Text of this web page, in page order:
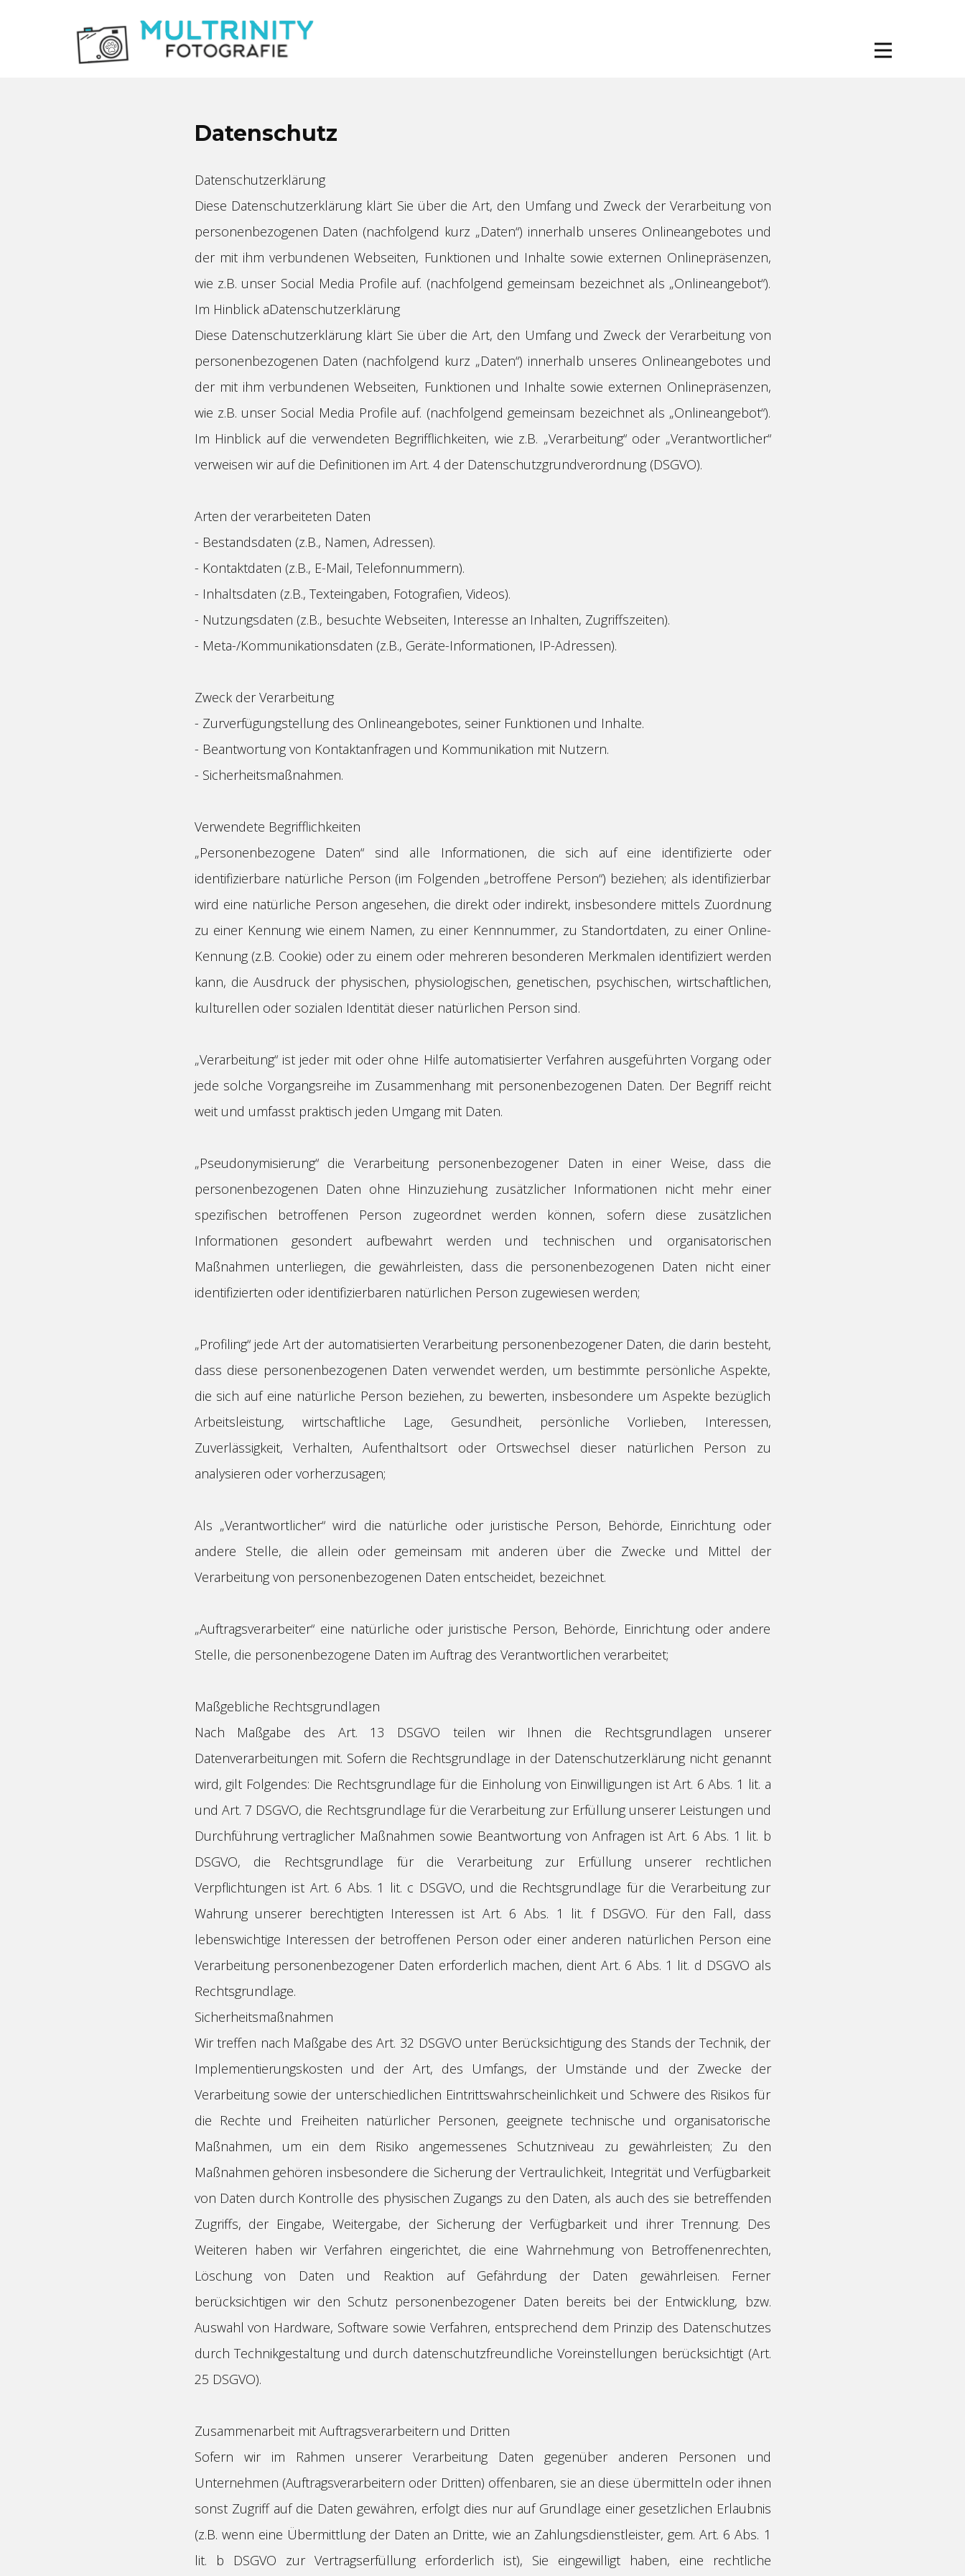
Datenschutz
Datenschutzerklärung
Diese Datenschutzerklärung klärt Sie über die Art, den Umfang und Zweck der Verarbeitung von
personenbezogenen Daten (nachfolgend kurz „Daten“) innerhalb unseres Onlineangebotes und
der mit ihm verbundenen Webseiten, Funktionen und Inhalte sowie externen Onlinepräsenzen,
wie z.B. unser Social Media Profile auf. (nachfolgend gemeinsam bezeichnet als „Onlineangebot“).
Im Hinblick aDatenschutzerklärung
Diese Datenschutzerklärung klärt Sie über die Art, den Umfang und Zweck der Verarbeitung von
personenbezogenen Daten (nachfolgend kurz „Daten“) innerhalb unseres Onlineangebotes und
der mit ihm verbundenen Webseiten, Funktionen und Inhalte sowie externen Onlinepräsenzen,
wie z.B. unser Social Media Profile auf. (nachfolgend gemeinsam bezeichnet als „Onlineangebot“).
Im Hinblick auf die verwendeten Begrifflichkeiten, wie z.B. „Verarbeitung“ oder „Verantwortlicher“
verweisen wir auf die Definitionen im Art. 4 der Datenschutzgrundverordnung (DSGVO).
Arten der verarbeiteten Daten
- Bestandsdaten (z.B., Namen, Adressen).
- Kontaktdaten (z.B., E-Mail, Telefonnummern).
- Inhaltsdaten (z.B., Texteingaben, Fotografien, Videos).
- Nutzungsdaten (z.B., besuchte Webseiten, Interesse an Inhalten, Zugriffszeiten).
- Meta-/Kommunikationsdaten (z.B., Geräte-Informationen, IP-Adressen).
Zweck der Verarbeitung
- Zurverfügungstellung des Onlineangebotes, seiner Funktionen und Inhalte.
- Beantwortung von Kontaktanfragen und Kommunikation mit Nutzern.
- Sicherheitsmaßnahmen.
Verwendete Begrifflichkeiten
„Personenbezogene Daten“ sind alle Informationen, die sich auf eine identifizierte oder
identifizierbare natürliche Person (im Folgenden „betroffene Person“) beziehen; als identifizierbar
wird eine natürliche Person angesehen, die direkt oder indirekt, insbesondere mittels Zuordnung
zu einer Kennung wie einem Namen, zu einer Kennnummer, zu Standortdaten, zu einer Online-
Kennung (z.B. Cookie) oder zu einem oder mehreren besonderen Merkmalen identifiziert werden
kann, die Ausdruck der physischen, physiologischen, genetischen, psychischen, wirtschaftlichen,
kulturellen oder sozialen Identität dieser natürlichen Person sind.
„Verarbeitung“ ist jeder mit oder ohne Hilfe automatisierter Verfahren ausgeführten Vorgang oder
jede solche Vorgangsreihe im Zusammenhang mit personenbezogenen Daten. Der Begriff reicht
weit und umfasst praktisch jeden Umgang mit Daten.
„Pseudonymisierung“ die Verarbeitung personenbezogener Daten in einer Weise, dass die
personenbezogenen Daten ohne Hinzuziehung zusätzlicher Informationen nicht mehr einer
spezifischen betroffenen Person zugeordnet werden können, sofern diese zusätzlichen
Informationen gesondert aufbewahrt werden und technischen und organisatorischen
Maßnahmen unterliegen, die gewährleisten, dass die personenbezogenen Daten nicht einer
identifizierten oder identifizierbaren natürlichen Person zugewiesen werden;
„Profiling“ jede Art der automatisierten Verarbeitung personenbezogener Daten, die darin besteht,
dass diese personenbezogenen Daten verwendet werden, um bestimmte persönliche Aspekte,
die sich auf eine natürliche Person beziehen, zu bewerten, insbesondere um Aspekte bezüglich
Arbeitsleistung, wirtschaftliche Lage, Gesundheit, persönliche Vorlieben, Interessen,
Zuverlässigkeit, Verhalten, Aufenthaltsort oder Ortswechsel dieser natürlichen Person zu
analysieren oder vorherzusagen;
Als „Verantwortlicher“ wird die natürliche oder juristische Person, Behörde, Einrichtung oder
andere Stelle, die allein oder gemeinsam mit anderen über die Zwecke und Mittel der
Verarbeitung von personenbezogenen Daten entscheidet, bezeichnet.
„Auftragsverarbeiter“ eine natürliche oder juristische Person, Behörde, Einrichtung oder andere
Stelle, die personenbezogene Daten im Auftrag des Verantwortlichen verarbeitet;
Maßgebliche Rechtsgrundlagen
Nach Maßgabe des Art. 13 DSGVO teilen wir Ihnen die Rechtsgrundlagen unserer
Datenverarbeitungen mit. Sofern die Rechtsgrundlage in der Datenschutzerklärung nicht genannt
wird, gilt Folgendes: Die Rechtsgrundlage für die Einholung von Einwilligungen ist Art. 6 Abs. 1 lit. a
und Art. 7 DSGVO, die Rechtsgrundlage für die Verarbeitung zur Erfüllung unserer Leistungen und
Durchführung vertraglicher Maßnahmen sowie Beantwortung von Anfragen ist Art. 6 Abs. 1 lit. b
DSGVO, die Rechtsgrundlage für die Verarbeitung zur Erfüllung unserer rechtlichen
Verpflichtungen ist Art. 6 Abs. 1 lit. c DSGVO, und die Rechtsgrundlage für die Verarbeitung zur
Wahrung unserer berechtigten Interessen ist Art. 6 Abs. 1 lit. f DSGVO. Für den Fall, dass
lebenswichtige Interessen der betroffenen Person oder einer anderen natürlichen Person eine
Verarbeitung personenbezogener Daten erforderlich machen, dient Art. 6 Abs. 1 lit. d DSGVO als
Rechtsgrundlage.
Sicherheitsmaßnahmen
Wir treffen nach Maßgabe des Art. 32 DSGVO unter Berücksichtigung des Stands der Technik, der
Implementierungskosten und der Art, des Umfangs, der Umstände und der Zwecke der
Verarbeitung sowie der unterschiedlichen Eintrittswahrscheinlichkeit und Schwere des Risikos für
die Rechte und Freiheiten natürlicher Personen, geeignete technische und organisatorische
Maßnahmen, um ein dem Risiko angemessenes Schutzniveau zu gewährleisten; Zu den
Maßnahmen gehören insbesondere die Sicherung der Vertraulichkeit, Integrität und Verfügbarkeit
von Daten durch Kontrolle des physischen Zugangs zu den Daten, als auch des sie betreffenden
Zugriffs, der Eingabe, Weitergabe, der Sicherung der Verfügbarkeit und ihrer Trennung. Des
Weiteren haben wir Verfahren eingerichtet, die eine Wahrnehmung von Betroffenenrechten,
Löschung von Daten und Reaktion auf Gefährdung der Daten gewährleisen. Ferner
berücksichtigen wir den Schutz personenbezogener Daten bereits bei der Entwicklung, bzw.
Auswahl von Hardware, Software sowie Verfahren, entsprechend dem Prinzip des Datenschutzes
durch Technikgestaltung und durch datenschutzfreundliche Voreinstellungen berücksichtigt (Art.
25 DSGVO).
Zusammenarbeit mit Auftragsverarbeitern und Dritten
Sofern wir im Rahmen unserer Verarbeitung Daten gegenüber anderen Personen und
Unternehmen (Auftragsverarbeitern oder Dritten) offenbaren, sie an diese übermitteln oder ihnen
sonst Zugriff auf die Daten gewähren, erfolgt dies nur auf Grundlage einer gesetzlichen Erlaubnis
(z.B. wenn eine Übermittlung der Daten an Dritte, wie an Zahlungsdienstleister, gem. Art. 6 Abs. 1
lit. b DSGVO zur Vertragserfüllung erforderlich ist), Sie eingewilligt haben, eine rechtliche